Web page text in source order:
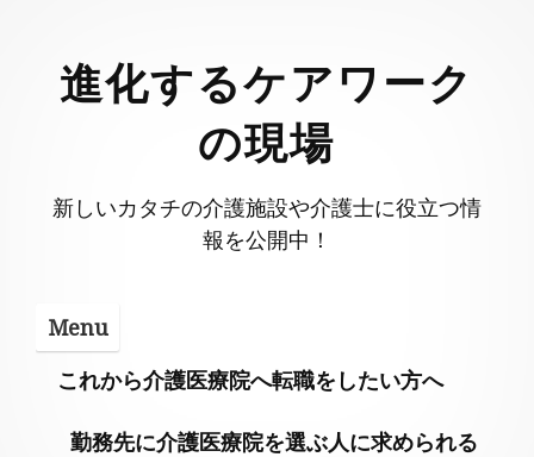
content進化するケアワーク
の現場
新しいカタチの介護施設や介護士に役立つ情
報を公開中！
Menu
これから介護医療院へ転職をしたい方へ
勤務先に介護医療院を選ぶ人に求められる